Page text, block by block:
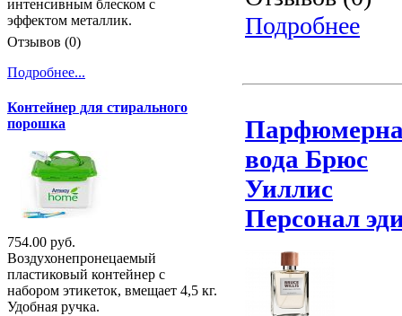
Подробнее
вода Брюс
Уиллис
Персонал
интенсивным блеском с
эффектом металлик.
Отзывов (0)
Подробнее...
Контейнер для стирального
порошка
754.00 руб.
Воздухонепронецаемый
пластиковый контейнер с
набором этикеток, вмещает 4,5 кг.
Удобная ручка.